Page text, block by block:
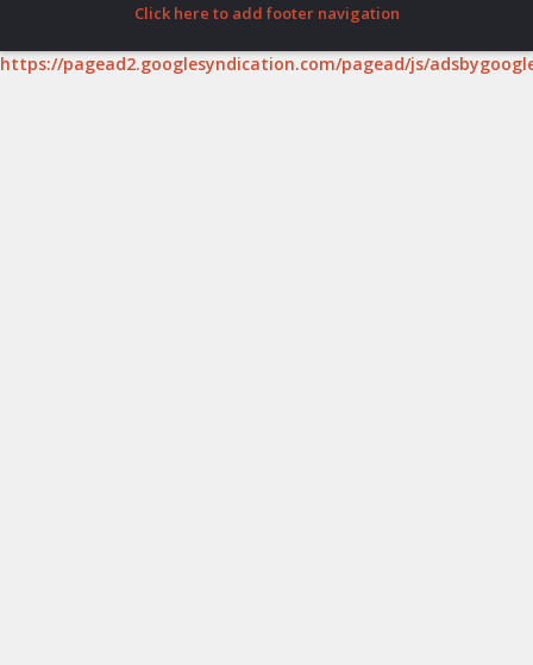
Click here to add footer navigation
https://pagead2.googlesyndication.com/pagead/js/